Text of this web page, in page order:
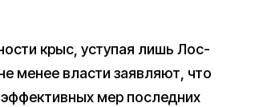
крыс, уступая лишь Лос-
менее власти заявляют, что
мер последних